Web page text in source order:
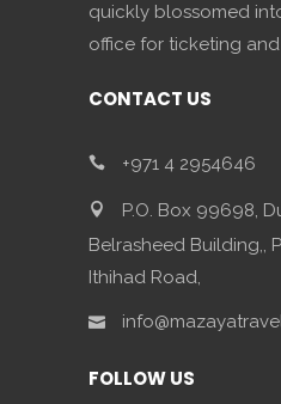
quickly blossomed
office for ticketing and
CONTACT US
+971 4 2954646
P.O. Box 99698,
Belrasheed Building,,
Ithihad Road,
FOLLOW US